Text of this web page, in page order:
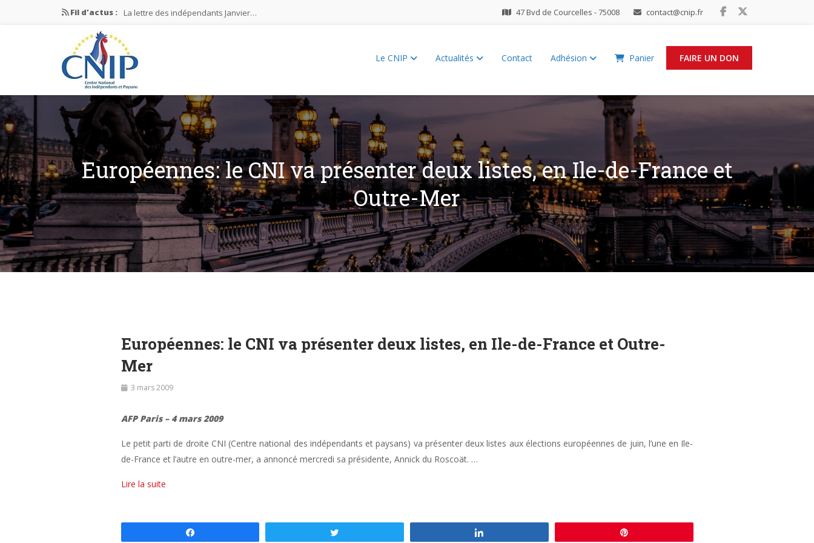
Fil d'actus : La lettre des indépendants Janvier…
La lettre des indépendants Juin…
Mission nationale ÉLECTIONS MUNICIPALES 2026
La lettre des indépendants N°2-2026
47 Bvd de Courcelles - 75008 contact@cnip.fr
FAIRE UN DON
Le CNIP Actualités Contact Adhésion Panier
Européennes: le CNI va présenter deux listes, en Ile-de-France et
Outre-Mer
Européennes: le CNI va présenter deux listes, en Ile-de-France et Outre-
Mer
3 mars 2009
AFP Paris – 4 mars 2009
Le petit parti de droite CNI (Centre national des indépendants et paysans) va présenter deux listes aux élections européennes de juin, l’une en Ile-
de-France et l’autre en outre-mer, a annoncé mercredi sa présidente, Annick du Roscoät. …
Lire la suite